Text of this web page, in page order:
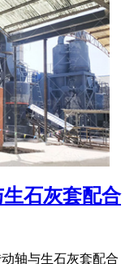
石灰套配合
轴与生石灰套配合